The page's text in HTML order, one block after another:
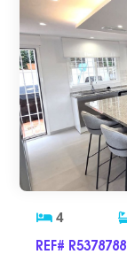
4
REF# R5378788